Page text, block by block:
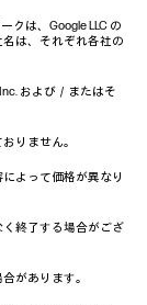
クは、Google LLC の
は、それぞれ各社の
および／またはそ
りません。
よって価格が異なり
終了する場合がござ
があります。